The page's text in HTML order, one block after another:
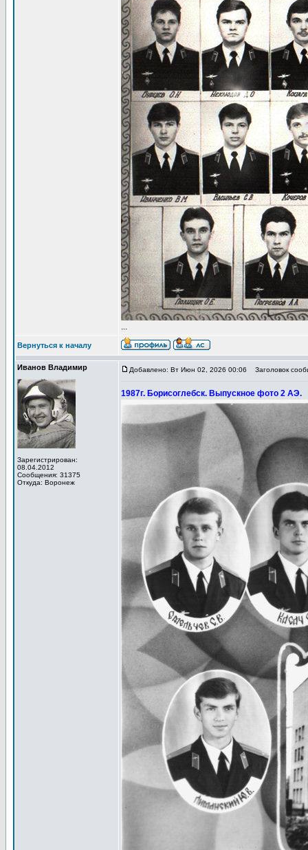
...
Вернуться к началу
Иванов Владимир
Зарегистрирован:
08.04.2012
Сообщения: 31375
Откуда: Воронеж
Добавлено: Вт Июн 02, 2026 00:06 Заголовок
1987г. Борисоглебск. Выпускное фото 2 АЭ.